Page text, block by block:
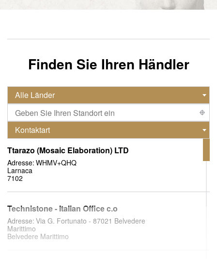
Finden Sie Ihren Händler
Alle Länder
Kontaktart
Ttarazo (Mosaic Elaboration) LTD
Adresse: WHMV+QHQ
Larnaca
7102
Technistone - Italian Office c.o
Adresse: Via G. Fortunato - 87021 Belvedere
Marittimo
Belvedere Marittimo